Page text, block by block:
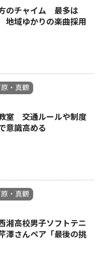
のチャイム 最多は
地域ゆかりの楽曲採用
・真鶴
室 交通ルールや制度
意識高める
・真鶴
湘高校男子ソフトテニ
澤さんペア「最後の挑